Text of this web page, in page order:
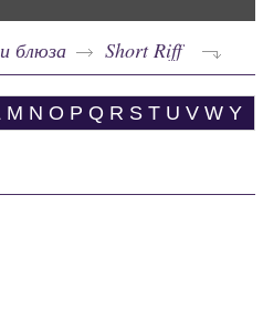
блюза Short Riff
M N O P Q R S T U V W Y